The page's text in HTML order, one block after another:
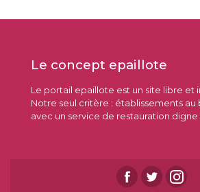
Le concept epaillote
Le portail epaillote est un site libre et
Notre seul critère : établissements au
avec un service de restauration